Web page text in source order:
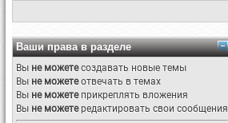
Ваши права в разделе
Вы не можетесоздавать новые темы
Вы не можетеотвечать в темах
Вы не можетеприкреплять вложения
Вы не можетередактировать свои сообщения